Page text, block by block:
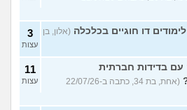
דו חוגיים בכלכלה (אלון, בן
3
עצות
בדידות חברתית
(אחת, בת 34, כתבה ב-22/07/26
11
עצות